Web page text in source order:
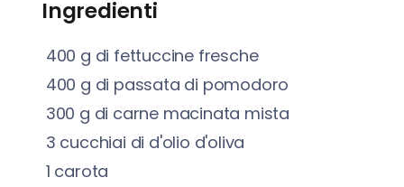
Ingredienti
400 g di fettuccine fresche
400 g di passata di pomodoro
300 g di carne macinata mista
3 cucchiai di d'olio d'oliva
1 carota